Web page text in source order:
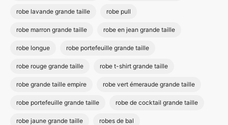
robe lavande grande taille robe pull
robe marron grande taille robe en jean grande taille
robe longue robe portefeuille grande taille
robe rouge grande taille robe t-shirt grande taille
robe grande taille empire robe vert émeraude grande taille
robe portefeuille grande taille robe de cocktail grande taille
robe jaune grande taille robes de bal